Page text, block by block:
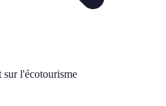
sur l'écotourisme